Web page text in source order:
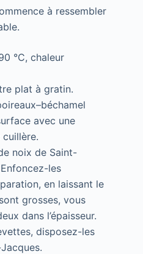
à ressembler
°C, chaleur
plat à gratin.
avec une
cuillère.
noix de Saint-
les
en laissant le
grosses, vous
dans l’épaisseur.
disposez-les